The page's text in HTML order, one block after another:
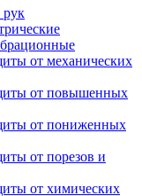
рук
от механических
от повышенных
от пониженных
от порезов и
от химических